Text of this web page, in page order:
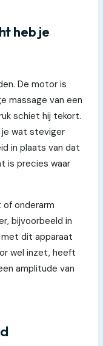
heb je
De motor is
massage van een
schiet hij tekort.
wat steviger
in plaats van dat
is precies waar
of onderarm
bijvoorbeeld in
met dit apparaat
wel inzet, heeft
amplitude van